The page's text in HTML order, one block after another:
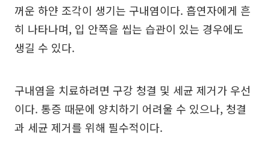
꺼운 하얀 조각이 생기는 구내염이다. 흡연자에게 흔
히 나타나며, 입 안쪽을 씹는 습관이 있는 경우에도
생길 수 있다.
구내염을 치료하려면 구강 청결 및 세균 제거가 우선
이다. 통증 때문에 양치하기 어려울 수 있으나, 청결
과 세균 제거를 위해 필수적이다.